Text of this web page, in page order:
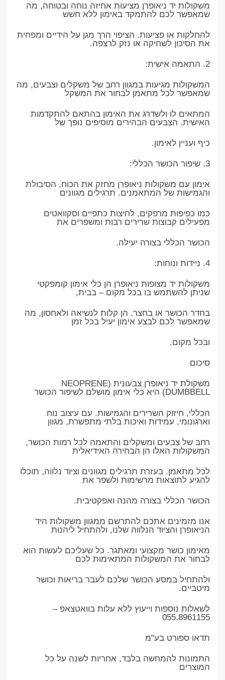
משקולות יד ניאופרן מציעות אחיזה נוחה ובטוחה, מה
שמאפשר לכם להתמקד באימון ללא חשש
להחלקות או פציעות. הציפוי הרך מגן על הידיים ומפחית
את הסיכון לשחיקה או נזק לרצפה.
2. התאמה אישית:
המשקולות מגיעות במגוון רחב של משקלים וצבעים, מה
שמאפשר לכל מתאמן לבחור את המשקל
המתאים לו ולשדרג את האימון בהתאם להתקדמות
האישית. הצבעים הבהירים מוסיפים נופך של
כיף ועניין לאימון.
3. שיפור הכושר הכללי:
אימון עם משקולות ניאופרן מחזק את הכוח, הסיבולת
והגמישות של המתאמנים. תרגילים מגוונים
כמו כפיפות מרפקים, לחיצות כתפיים וסקוואטים
מפעילים קבוצות שרירים רבות ומשפרים את
הכושר הכללי בצורה יעילה.
4. ניידות ונוחות:
משקולות יד מצופות ניאופרן הן כלי אימון קומפקטי
שניתן להשתמש בו בכל מקום – בבית,
בחדר הכושר או בחצר. הן קלות לנשיאה ולאחסון, מה
שמאפשר לכם לבצע אימון יעיל בכל זמן
ובכל מקום.
סיכום
משקולת יד ניאופרן צבעונית (NEOPRENE
DUMBBELL) היא כלי אימון מושלם לשיפור הכושר
הכללי, חיזוק השרירים והגמישות. עם עיצוב נוח
וארגונומי, עמידות ואיכות בלתי מתפשרת, מגוון
רחב של צבעים ומשקלים והתאמה לכל רמות הכושר,
המשקולות האלו הן הבחירה האידיאלית
לכל מתאמן. בעזרת תרגילים מגוונים וציוד נלווה, תוכלו
להגיע לתוצאות מרשימות ולשפר את
הכושר הכללי בצורה מהנה ואפקטיבית.
אנו מזמינים אתכם להתרשם ממגוון משקולות היד
הניאופרן והציוד הנלווה שלנו, ולהתחיל ליהנות
מאימון כושר מקצועי ומאתגר. כל שעליכם לעשות הוא
לבחור את המשקולות המתאימות לכם
ולהתחיל במסע הכושר שלכם לעבר בריאות וכושר
מיטביים.
לשאלות נוספות וייעוץ ללא עלות בוואטצאפ –
055.8961155
תדאו ספורט בע"מ
התמונות להמחשה בלבד, אחריות לשנה על כל
המוצרים